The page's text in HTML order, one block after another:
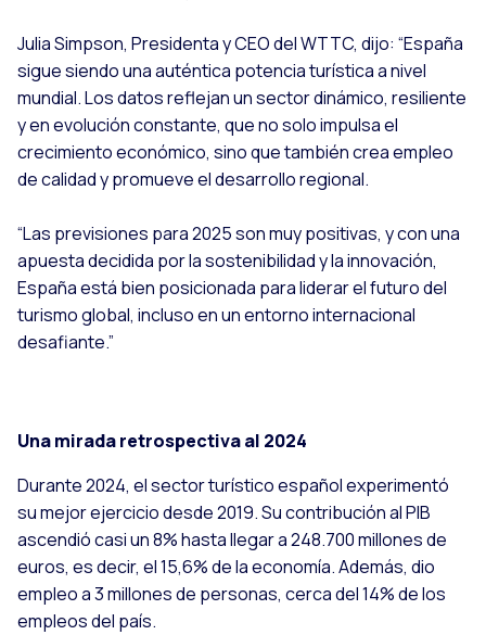
Julia Simpson, Presidenta y CEO del WTTC, dijo: “España
sigue siendo una auténtica potencia turística a nivel
mundial. Los datos reflejan un sector dinámico, resiliente
y en evolución constante, que no solo impulsa el
crecimiento económico, sino que también crea empleo
de calidad y promueve el desarrollo regional.
“Las previsiones para 2025 son muy positivas, y con una
apuesta decidida por la sostenibilidad y la innovación,
España está bien posicionada para liderar el futuro del
turismo global, incluso en un entorno internacional
desafiante.”
Una mirada retrospectiva al 2024
Durante 2024, el sector turístico español experimentó
su mejor ejercicio desde 2019. Su contribución al PIB
ascendió casi un 8% hasta llegar a 248.700 millones de
euros, es decir, el 15,6% de la economía. Además, dio
empleo a 3 millones de personas, cerca del 14% de los
empleos del país.